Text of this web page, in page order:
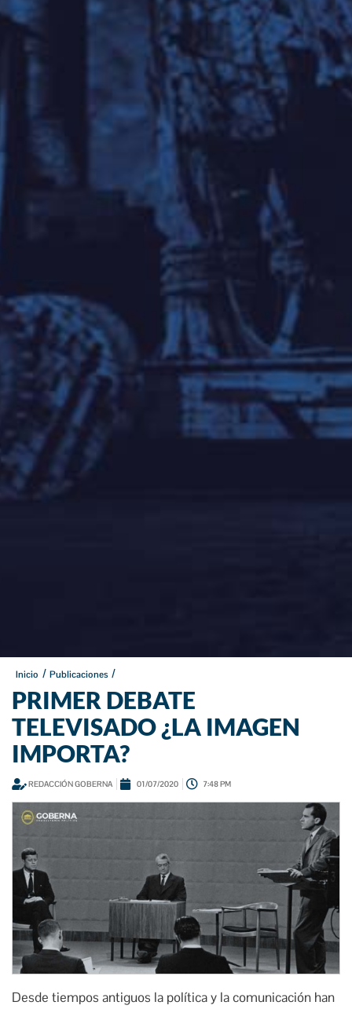
Inicio / Publicaciones /
PRIMER DEBATE
TELEVISADO ¿LA IMAGEN
IMPORTA?
REDACCIÓN GOBERNA 01/07/2020 7:48 PM
Desde tiempos antiguos la política y la comunicación han